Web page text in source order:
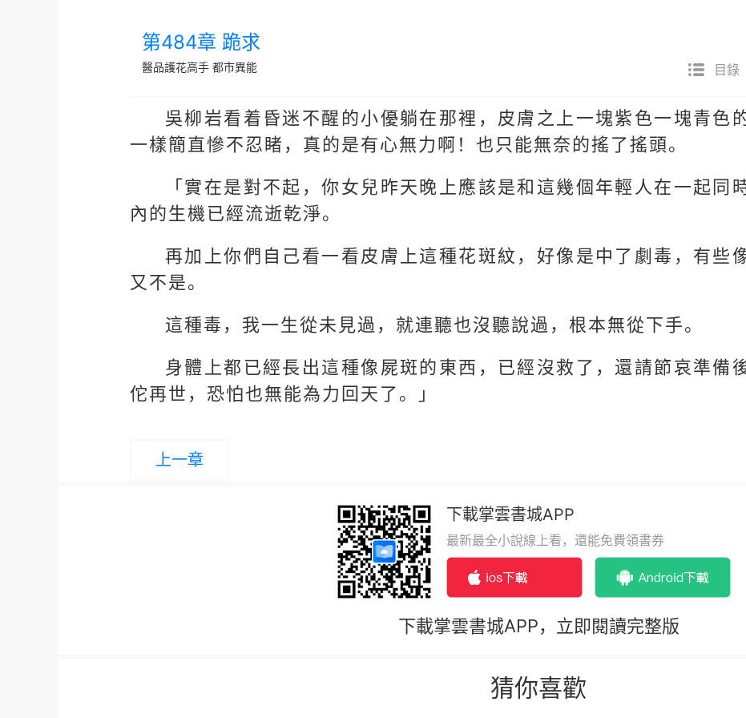
第484章 跪求
醫品護花高手 都市異能 目錄
吳柳岩看着昏迷不醒的小優躺在那裡，皮膚之上一塊紫色一塊青色
一樣簡直慘不忍睹，真的是有心無力啊！也只能無奈的搖了搖頭。
「實在是對不起，你女兒昨天晚上應該是和這幾個年輕人在一起同
內的生機已經流逝乾淨。
再加上你們自己看一看皮膚上這種花斑紋，好像是中了劇毒，有些
又不是。
這種毒，我一生從未見過，就連聽也沒聽說過，根本無從下手。
身體上都已經長出這種像屍斑的東西，已經沒救了，還請節哀準備
佗再世，恐怕也無能為力回天了。」
上一章
下載掌雲書城APP
最新最全小說線上看，還能免費領書券
下載掌雲書城APP，立即閱讀完整版
猜你喜歡